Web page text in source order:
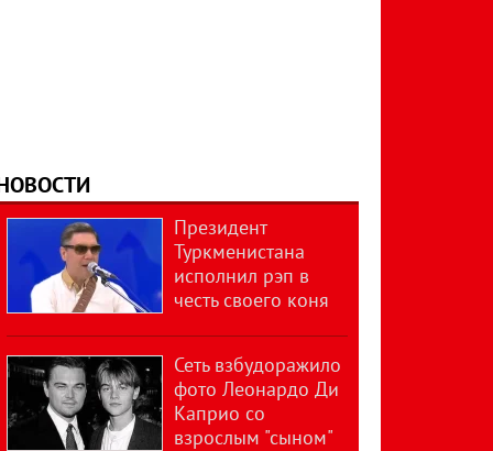
Президент
Туркменистана
исполнил рэп в
честь своего коня
Сеть взбудоражило
фото Леонардо Ди
Каприо со
взрослым "сыном"